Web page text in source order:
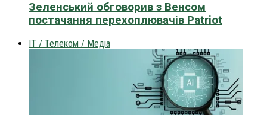
Зеленський обговорив з Венсом
постачання перехоплювачів Patriot
IT / Телеком / Медіа